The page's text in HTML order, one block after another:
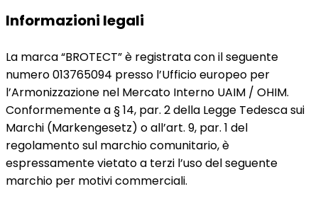
Informazioni legali
La marca “BROTECT” è registrata con il seguente
numero 013765094 presso l’Ufficio europeo per
l’Armonizzazione nel Mercato Interno UAIM / OHIM.
Conformemente a § 14, par. 2 della Legge Tedesca sui
Marchi (Markengesetz) o all’art. 9, par. 1 del
regolamento sul marchio comunitario, è
espressamente vietato a terzi l’uso del seguente
marchio per motivi commerciali.